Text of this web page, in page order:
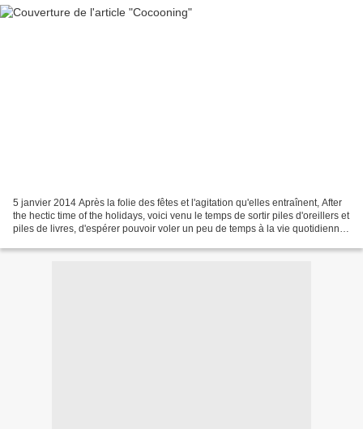
5 janvier 2014 Après la folie des fêtes et l'agitation qu'elles entraînent, After
the hectic time of the holidays, voici venu le temps de sortir piles d'oreillers et
piles de livres, d'espérer pouvoir voler un peu de temps à la vie quotidienne